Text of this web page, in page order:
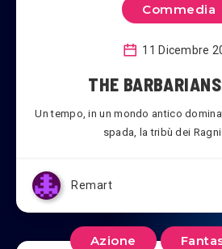
Commedia
11 Dicembre
THE
Un tempo, in un mondo antico
spada, la tribù dei
Remart
Azione